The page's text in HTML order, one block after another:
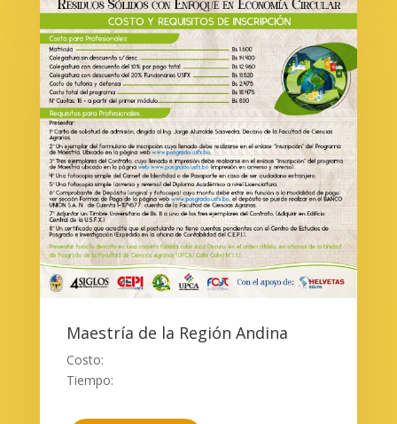
Maestría de la Región Andina
Costo:
Tiempo: